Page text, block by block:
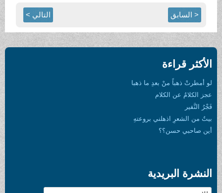
< السابق التالي >
الأكثر قراءة
لو أمطرتْ ذهباً منْ بعدِ ما ذهبا
عجز الكلامُ عن الكلام
فَجْرُ النَّفير
بيتٌ من الشعرِ اذهلني بروعتهِ
أين صاحبي حسن؟؟
النشرة البريدية